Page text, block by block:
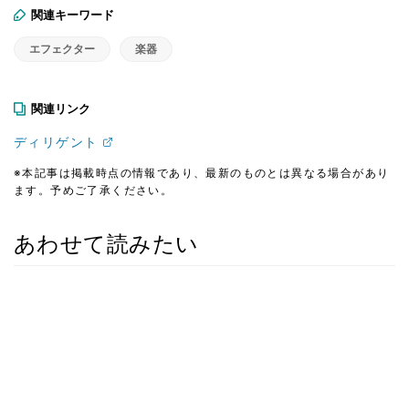
関連キーワード
エフェクター 楽器
関連リンク
ディリゲント
※本記事は掲載時点の情報であり、最新のものとは異なる場合があり
ます。予めご了承ください。
あわせて読みたい